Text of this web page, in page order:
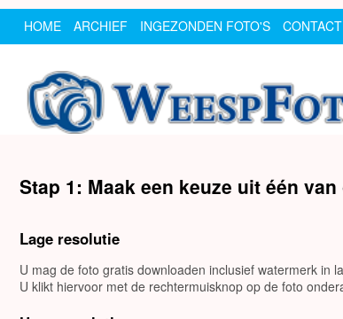
HOME ARCHIEF INGEZONDEN FOTO'S CONTACT
Stap 1: Maak een keuze uit één
Lage resolutie
U mag de foto gratis downloaden inclusief watermerk in
U klikt hiervoor met de rechtermuisknop op de foto